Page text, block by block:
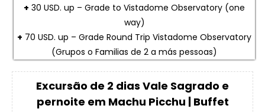
+ 30 USD. up – Grade to Vistadome Observatory (one
way)
+ 70 USD. up – Grade Round Trip Vistadome Observatory
(Grupos o Familias de 2 a más pessoas)
Excursão de 2 dias Vale Sagrado e
pernoite em Machu Picchu | Buffet